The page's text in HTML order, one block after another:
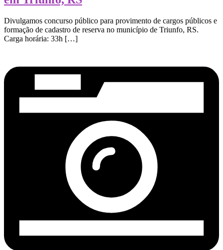
Divulgamos concurso público para provimento de cargos públicos e
formação de cadastro de reserva no município de Triunfo, RS.
Carga horária: 33h […]